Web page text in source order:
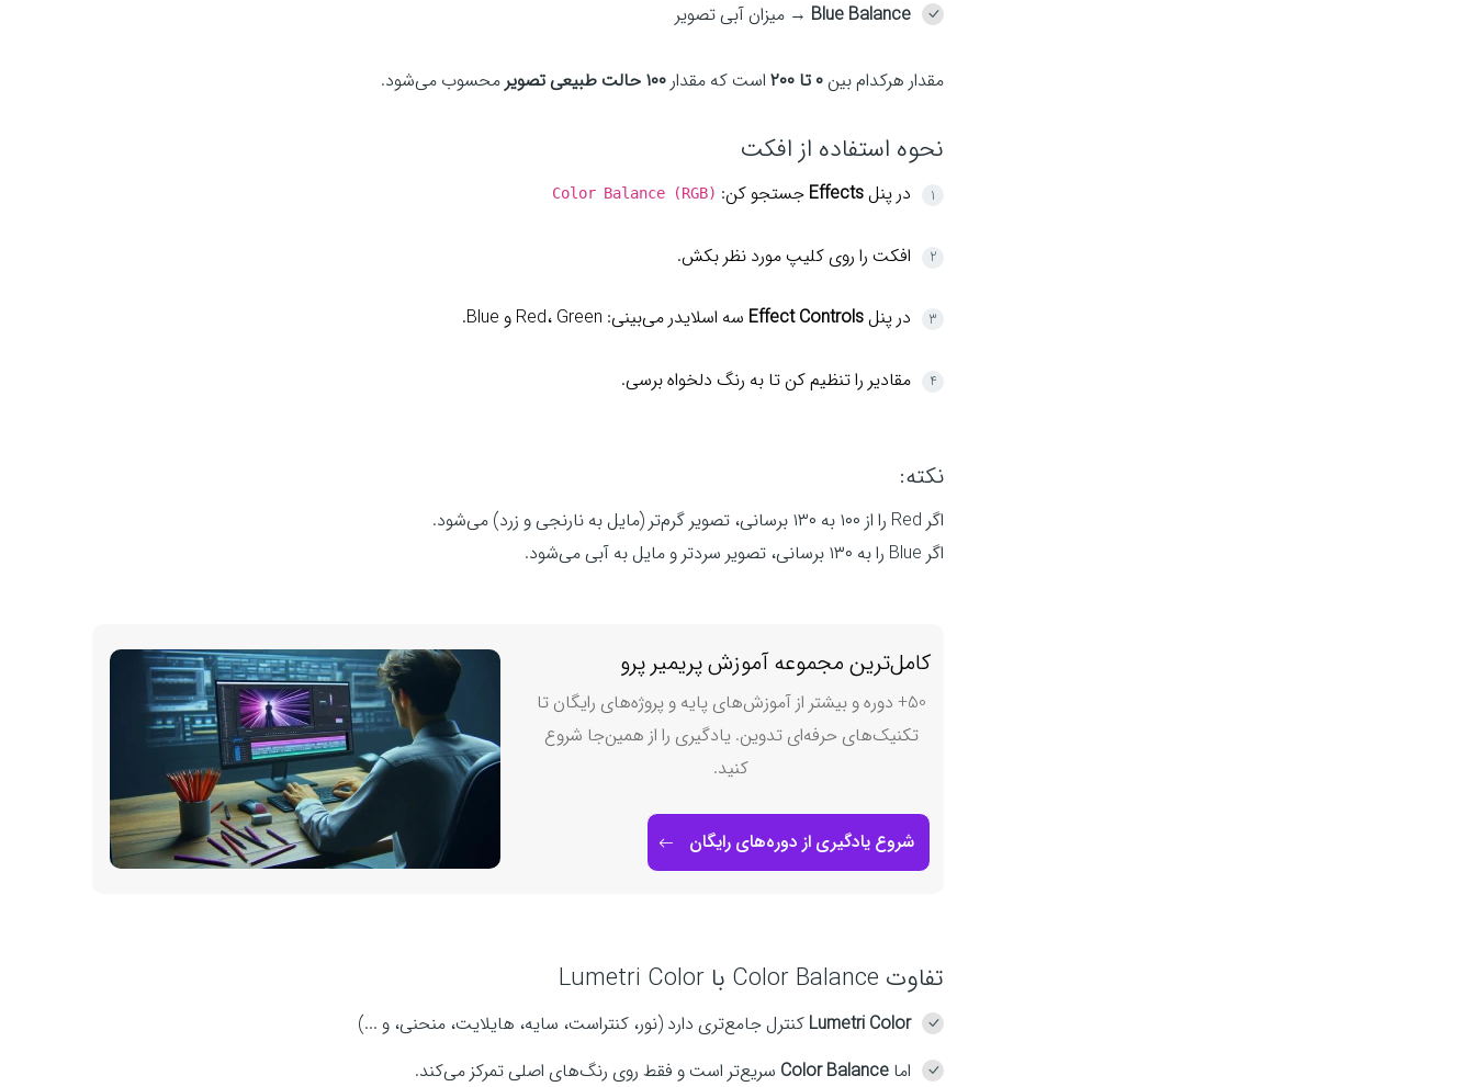
Blue Balance → میزان آبی تصویر
مقدار هرکدام بین۰ تا ۲۰۰ است که مقدار۱۰۰ حالت طبیعی تصویر محسوب می‌شود.
نحوه استفاده از افکت
در پنلEffects جستجو کن: Color Balance (RGB)
افکت را روی کلیپ مورد نظر بکش.
در پنلEffect Controls سه اسلایدر می‌بینی: Red، Green و Blue.
مقادیر را تنظیم کن تا به رنگ دلخواه برسی.
نکته:
اگر Red را از ۱۰۰ به ۱۳۰ برسانی، تصویر گرم‌تر (مایل به نارنجی و زرد) می‌شود.
اگر Blue را به ۱۳۰ برسانی، تصویر سردتر و مایل به آبی می‌شود.
کامل‌ترین مجموعه آموزش پریمیر پرو
50+ دوره و بیشتر از آموزش‌های پایه و پروژه‌های رایگان تا
تکنیک‌های حرفه‌ای تدوین. یادگیری را از همین‌جا شروع
کنید.
شروع یادگیری از دوره‌های رایگان
تفاوت Color Balance با Lumetri Color
Lumetri Color کنترل جامع‌تری دارد (نور، کنتراست، سایه، هایلایت، منحنی، و ...)
اما Color Balance سریع‌تر است و فقط روی رنگ‌های اصلی تمرکز می‌کند.